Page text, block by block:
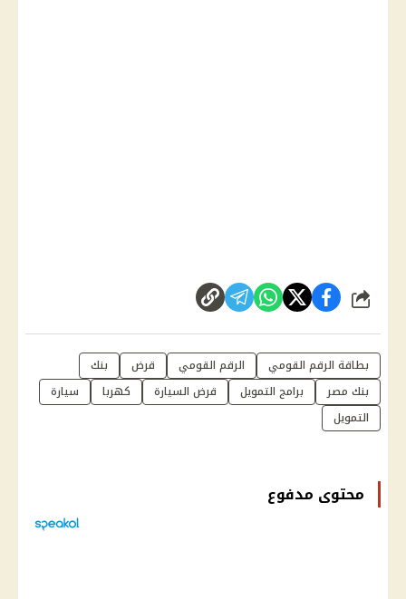
شارك
بطاقة الرقم القومي الرقم القومي قرض
بنك
بنك مصر
برامج التمويل قرض السيارة كهربا
سيارة
التمويل
محتوى مدفوع